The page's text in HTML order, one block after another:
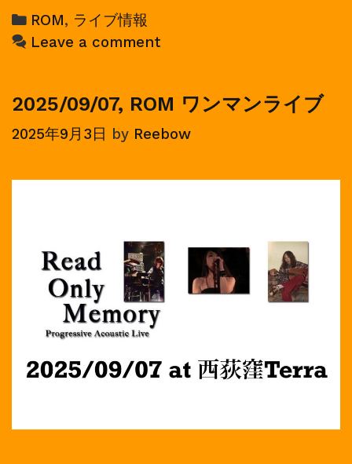
ワ
ン
ラ
ブ
Categories
ROM, ライブ情報
Leave a comment
2025/09/07, ROM ワンマンライブ
2025年9月3日 by Reebow